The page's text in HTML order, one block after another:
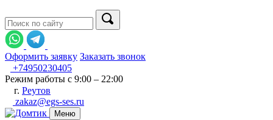
Оформить заявку Заказать звонок
+74950230405
Режим работы с 9:00 – 22:00
г. Реутов
zakaz@egs-ses.ru
Меню